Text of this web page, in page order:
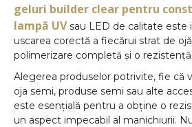
geluri builder clear pentru
lampă UVsau LED de calitate este
uscarea corectă a fiecărui strat de
polimerizare completă și o
Alegerea produselor potrivite, fie că
oja semi, produse semi sau alte
este esențială pentru a obține o
un aspect impecabil al manichiurii.